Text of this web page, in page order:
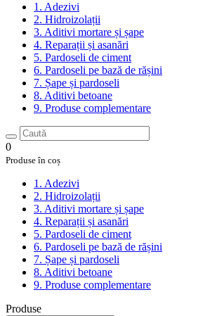
1. Adezivi
2. Hidroizolații
3. Aditivi mortare și șape
4. Reparații și asanări
5. Pardoseli de ciment
6. Pardoseli pe bază de rășini
7. Șape și pardoseli
8. Aditivi betoane
9. Produse complementare
0
Produse în coș
1. Adezivi
2. Hidroizolații
3. Aditivi mortare și șape
4. Reparații și asanări
5. Pardoseli de ciment
6. Pardoseli pe bază de rășini
7. Șape și pardoseli
8. Aditivi betoane
9. Produse complementare
Produse